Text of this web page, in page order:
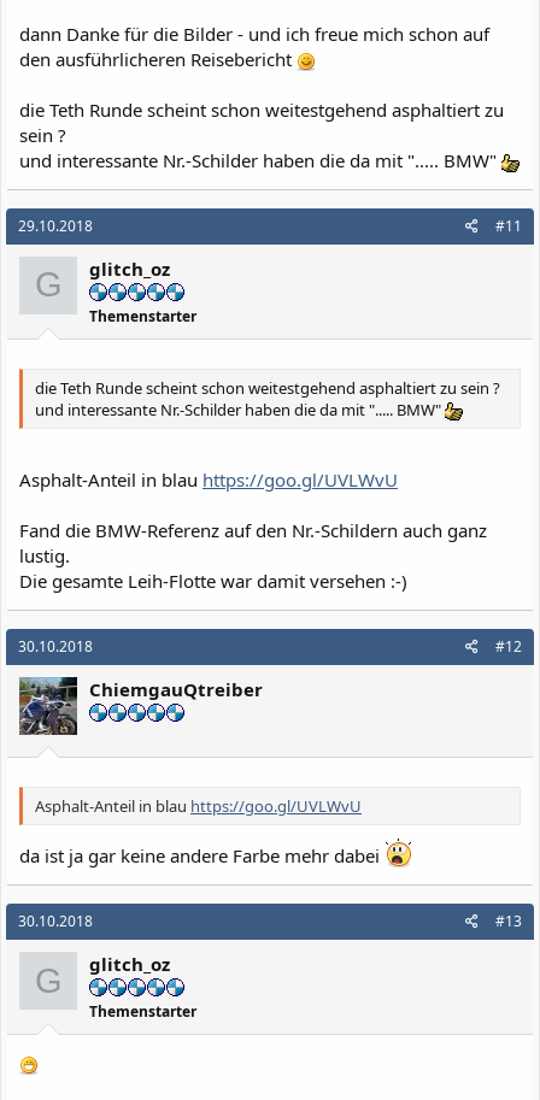
dann Danke für die Bilder - und ich freue mich schon auf
den ausführlicheren Reisebericht
die Teth Runde scheint schon weitestgehend asphaltiert zu
sein ?
und interessante Nr.-Schilder haben die da mit "..... BMW"
29.10.2018 #11
G glitch_oz
Themenstarter
die Teth Runde scheint schon weitestgehend asphaltiert zu sein ?
und interessante Nr.-Schilder haben die da mit "..... BMW"
Asphalt-Anteil in blau https://goo.gl/UVLWvU
Fand die BMW-Referenz auf den Nr.-Schildern auch ganz
lustig.
Die gesamte Leih-Flotte war damit versehen :-)
30.10.2018 #12
ChiemgauQtreiber
Asphalt-Anteil in blau https://goo.gl/UVLWvU
da ist ja gar keine andere Farbe mehr dabei
30.10.2018 #13
G glitch_oz
Themenstarter